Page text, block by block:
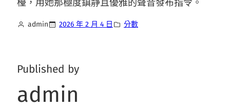
檯，用她那極度鎮靜且優雅的聲音發布指令。
admin 2026 年 2 月 4 日 分數
Published by
admin